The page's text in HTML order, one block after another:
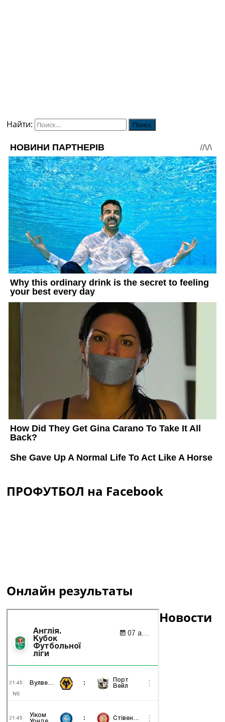
Найти:
ПРОФУТБОЛ на Facebook
Онлайн результаты
Новости